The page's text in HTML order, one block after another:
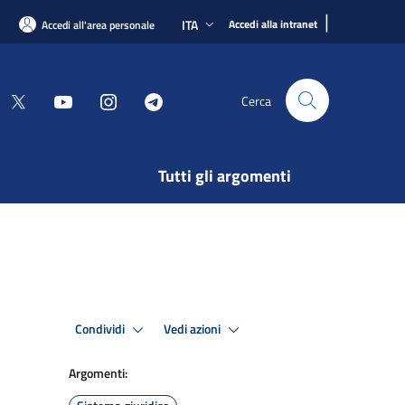
Accedi all'area personale ITA Accedi alla intranet |
Cerca
Tutti gli argomenti
Condividi Vedi azioni
Argomenti: